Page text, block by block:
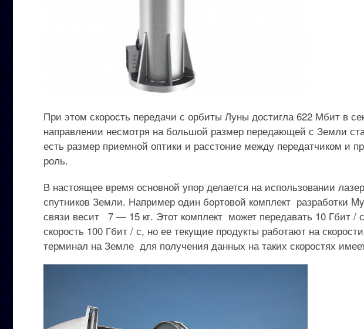
При этом скорость передачи с орбиты Луны достигла 622 Мбит в
направлении несмотря на большой размер передающей с Земли
есть размер приемной оптики и расстоние между передатчиком и
роль.
В настоящее время основной упор делается на использовании
спутников Земли. Например один бортовой комплект разработки
связи весит 7 — 15 кг. Этот комплект может передавать 10 Гбит /
скорость 100 Гбит / с, но ее текущие продукты работают на
терминал на Земле для получения данных на таких скоростях